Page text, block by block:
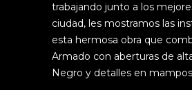
trabajando junto a los
ciudad, les mostramos las
esta hermosa obra que
Armado con aberturas de
Negro y detalles en